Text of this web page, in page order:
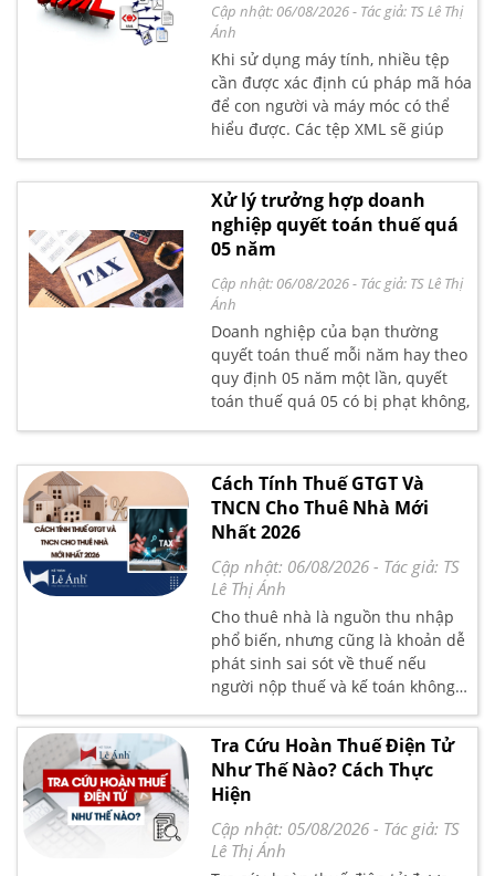
Nhiệm vụ, công việc của kế toán
thuế trong doanh nghiệp, hãy
cùng Kế toán Lê Ánh tìm hiểu chi
tiết trong phần nội dung bài viết
dưới đây.
Cập nhật: 06/08/2026- Tác giả: TS Lê Thị
Ánh
Khi sử dụng máy tính, nhiều tệp
cần được xác định cú pháp mã hóa
để con người và máy móc có thể
hiểu được. Các tệp XML sẽ giúp
tả cấu trúc và các đặc điểm khác
của tài liệu. Bài viết dưới đây Kế
Toán Lê Ánh sẽ giúp các bạn hiểu
XML là gì? Cách download và sử
dụng XML ra sao?
Xử lý trưởng hợp doanh
nghiệp quyết toán thuế quá
05 năm
Cập nhật: 06/08/2026- Tác giả: TS Lê Thị
Ánh
Doanh nghiệp của bạn thường
quyết toán thuế mỗi năm hay theo
quy định 05 năm một lần, quyết
toán thuế quá 05 có bị phạt không,
quyết toán cho cả 05 năm trước
đó. Kế toán Lê Ánh xin gửi đến bạn
đọc bài viết hướng dẫn chi tiết tại
đây.
Cách Tính Thuế GTGT Và
TNCN Cho Thuê Nhà Mới
Nhất 2026
Cập nhật: 06/08/2026 - Tác giả: TS
Lê Thị Ánh
Cho thuê nhà là nguồn thu nhập
phổ biến, nhưng cũng là khoản dễ
phát sinh sai sót về thuế nếu
người nộp thuế và kế toán không
nắm rõ quy định. Trên thực tế,
nhiều cá nhân vẫn còn lúng túng
khi xác định doanh thu chịu thuế,
tỷ lệ thuế phải nộp hoặc cách tính
thuế trong từng trường hợp cụ
thể. Bài viết sau Kế toán Lê Ánh sẽ
giúp bạn hiểu rõ Cách Tính Thuế
Tra Cứu Hoàn Thuế Điện Tử
Như Thế Nào? Cách Thực
Hiện
Cập nhật: 05/08/2026 - Tác giả: TS
Lê Thị Ánh